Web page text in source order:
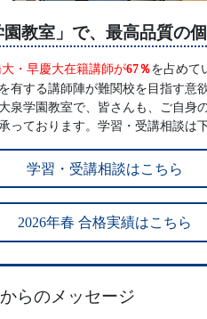
教室」で、最高品質の
・早慶大在籍講師が67％を占めて
する講師陣が難関校を目指す意
学園教室で、皆さんも、ご自身
ております。学習・受講相談は
学習・受講相談はこちら
2026年春 合格実績はこちら
らのメッセージ